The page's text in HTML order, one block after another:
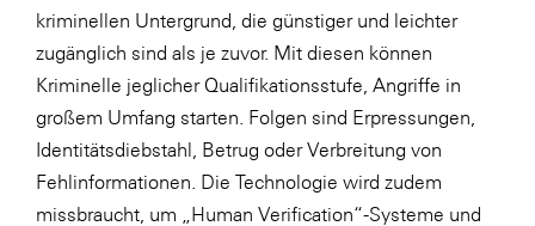
STIHL Tirol
Trend Micro
TAG GmbH
VALETTA
Verband Druck Medien Österreich
kriminellen Untergrund, die günstiger und leichter
zugänglich sind als je zuvor. Mit diesen können
Kriminelle jeglicher Qualifikationsstufe, Angriffe in
großem Umfang starten. Folgen sind Erpressungen,
Identitätsdiebstahl, Betrug oder Verbreitung von
Fehlinformationen. Die Technologie wird zudem
missbraucht, um „Human Verification“-Systeme und